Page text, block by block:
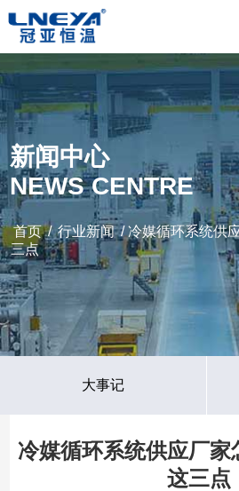
新闻中心
NEWS CENTRE
首页/行业新闻/ 冷媒循环系统供
三点
大事记
冷媒循环系统供应厂家
这三点